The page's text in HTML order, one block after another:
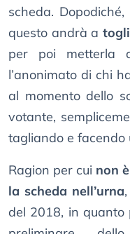
scheda.
questo andrà a
per poi metterla
l’anonimato di chi
al momento dello
votante,
tagliando e facendo
Ragion per cui non
la scheda nell’urna
del 2018, in quanto